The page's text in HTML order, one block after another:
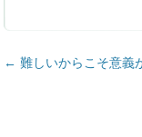
投稿ナビゲーション
← 難しいからこそ意義